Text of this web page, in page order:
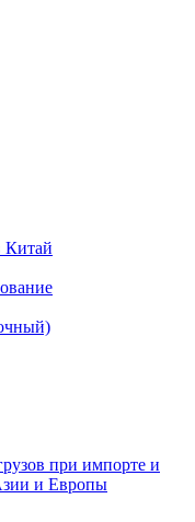
Китай
при импорте и
и Европы